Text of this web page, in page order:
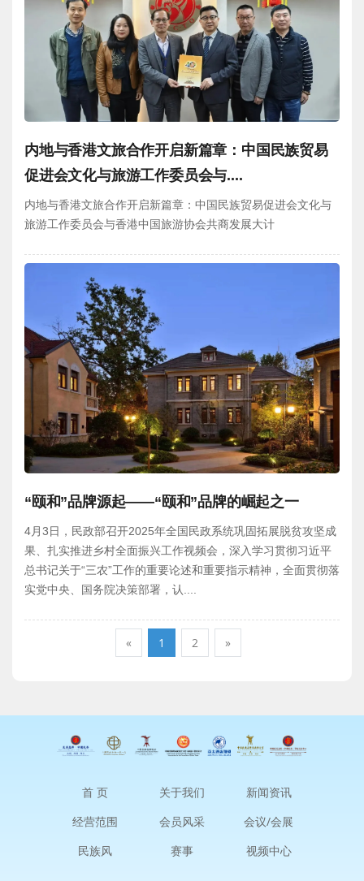
内地与香港文旅合作开启新篇章：中国民族贸易
促进会文化与旅游工作委员会与....
内地与香港文旅合作开启新篇章：中国民族贸易促进会文化与
旅游工作委员会与香港中国旅游协会共商发展大计
“颐和”品牌源起——“颐和”品牌的崛起之一
4月3日，民政部召开2025年全国民政系统巩固拓展脱贫攻坚成
果、扎实推进乡村全面振兴工作视频会，深入学习贯彻习近平
总书记关于“三农”工作的重要论述和重要指示精神，全面贯彻落
实党中央、国务院决策部署，认....
« 1 2 »
首 页 关于我们
新闻资讯
经营范围
会员风采
会议/会展
民族风
赛事 视频中心